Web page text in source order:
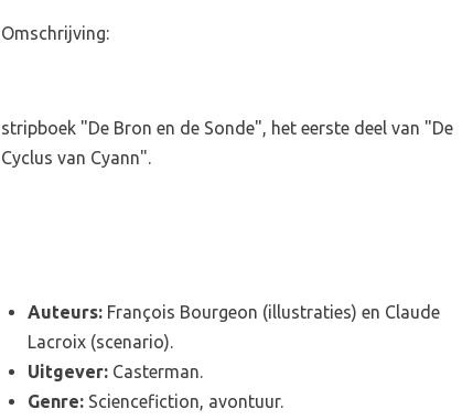
Omschrijving:
stripboek "De Bron en de Sonde", het eerste deel van "De
Cyclus van Cyann".
Auteurs: François Bourgeon (illustraties) en Claude
Lacroix (scenario).
Uitgever: Casterman.
Genre: Sciencefiction, avontuur.